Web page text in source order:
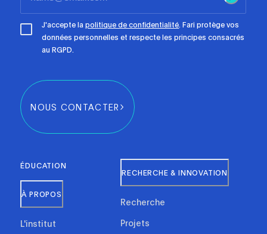
J'accepte lapolitique de confidentialité. Fari protège vos
données personnelles et respecte les principes consacrés
au RGPD.
NOUS CONTACTER
ÉDUCATION
À PROPOS
L'institut
RECHERCHE & INNOVATION
Recherche
Projets